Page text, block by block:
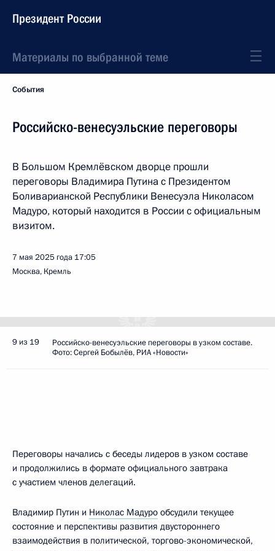
Президент России
Материалы по выбранной теме
События
Российско-венесуэльские переговоры
В Большом Кремлёвском дворце прошли
переговоры Владимира Путина с Президентом
Боливарианской Республики Венесуэла Николасом
Мадуро, который находится в России с официальным
визитом.
7 мая 2025 года 17:05
Москва, Кремль
9 из 19
Российско-венесуэльские переговоры в узком составе.
Фото: Сергей Бобылёв, РИА «Новости»
Переговоры начались с беседы лидеров в узком составе
и продолжились в формате официального завтрака
с участием членов делегаций.
Владимир Путин и Николас Мадуро обсудили текущее
состояние и перспективы развития двустороннего
взаимодействия в политической, торгово-экономической,